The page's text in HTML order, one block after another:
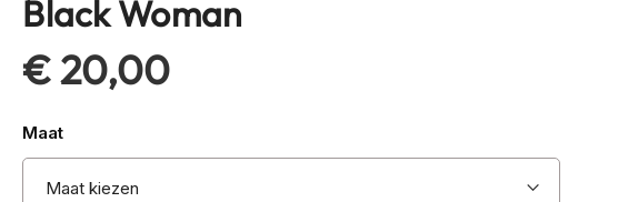
Black Woman
€ 20,00
Maat